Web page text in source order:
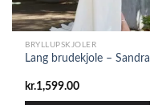
BRYLLUPSKJOLER
Lang brudekjole – Sandra
kr.1,599.00